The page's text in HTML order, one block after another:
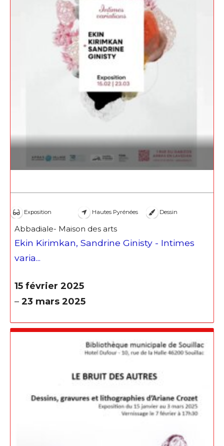
Exposition Hautes Pyrénées Dessin
Abbadiale- Maison des arts
Ekin Kirimkan, Sandrine Ginisty - Intimes
varia...
15 février 2025
– 23 mars 2025